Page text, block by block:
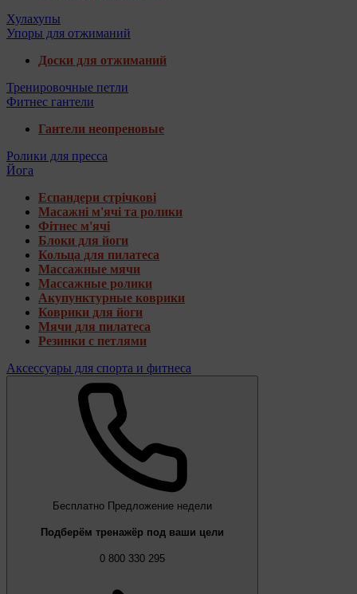
Хулахупы
Упоры для отжиманий
Доски для отжиманий
Тренировочные петли
Фитнес гантели
Гантели неопреновые
Ролики для пресса
Йога
Еспандери стрічкові
Масажні м'ячі та ролики
Фітнес м'ячі
Блоки для йоги
Кольца для пилатеса
Массажные мячи
Массажные ролики
Акупунктурные коврики
Коврики для йоги
Мячи для пилатеса
Резинки с петлями
Аксессуары для спорта и фитнеса
Бесплатно Предложение недели
Подберём тренажёр под ваши цели
0 800 330 295